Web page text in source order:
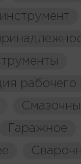
рабочего
Гаражное